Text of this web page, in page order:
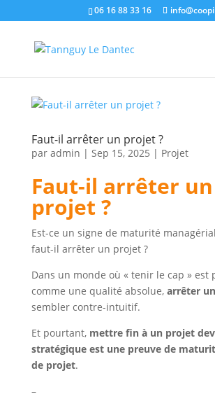
06 16 88 33 16
Faut-il arrêter un projet ?
par admin | Sep 15, 2025 | Projet
Faut-il arrêter un
projet ?
Est-ce un signe de maturité
faut-il arrêter un projet ?
Dans un monde où « tenir le cap » est
comme une qualité absolue, arrêter
sembler contre-intuitif.
Et pourtant, mettre fin à un projet
stratégique est une preuve de
de projet.
–